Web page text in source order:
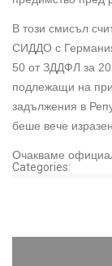
В този смисъл
СИДДО с
50 от ЗДДФЛ за
подлежащи на
задължения в
беше вече
Очакваме
Categories: